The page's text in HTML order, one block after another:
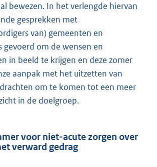
bewezen. In het verlengde hiervan
gesprekken met
van) gemeenten en
gevoerd om de wensen en
in beeld te krijgen en deze zomer
aanpak met het uitzetten van
om te komen tot een meer
in de doelgroep.
voor niet-acute zorgen over
verward gedrag